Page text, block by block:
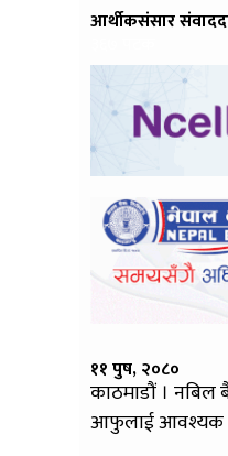
आर्थीकसंसार
११ पुष, २०८०
काठमाडौं । नबिल
आफुलाई आवश्यक